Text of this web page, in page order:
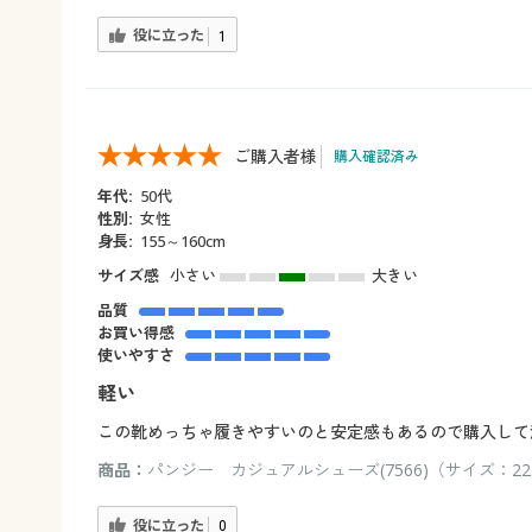
役に立った 1
ご購入者様 購入確認済み
年代: 50代
性別: 女性
身長: 155～160cm
サイズ感 小さい
大きい
品質
お買い得感
使いやすさ
軽い
この靴めっちゃ履きやすいのと安定感もあるので購入して
商品： パンジー カジュアルシューズ(7566)（サイズ：
役に立った 0